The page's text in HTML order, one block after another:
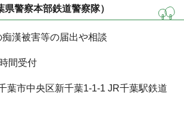
警察本部鉄道警察隊）
漢被害等の届出や相談
間受付
葉市中央区新千葉1-1-1 JR千葉駅鉄道